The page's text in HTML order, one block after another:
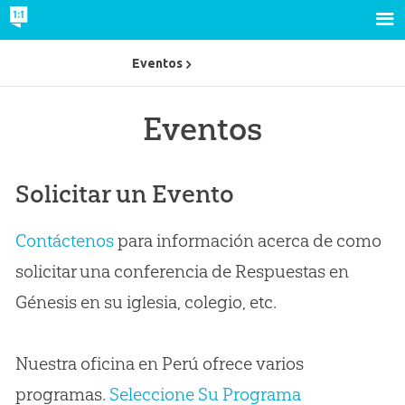
Eventos
Solicitar un Evento
Contáctenospara información acerca de como
solicitar una conferencia de Respuestas en
Génesis en su iglesia, colegio, etc.
Nuestra oficina en Perú ofrece varios
programas. Seleccione Su Programa
Eventos